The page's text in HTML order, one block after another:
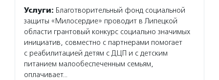
Услуги: Благотворительный фонд социальной
защиты «Милосердие» проводит в Липецкой
области грантовый конкурс социально значимых
инициатив, совместно с партнерами помогает
с реабилитацией детям с ДЦП и с детским
питанием малообеспеченным семьям,
оплачивает…